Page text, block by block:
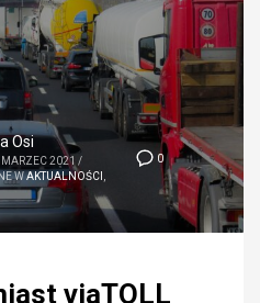
0
Osi
2021 /
WAKTUALNOŚCI
viaTOLL